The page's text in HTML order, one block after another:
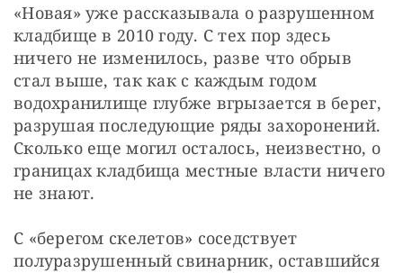
«Новая» уже рассказывала о разрушенном
кладбище в 2010 году. С тех пор здесь
ничего не изменилось, разве что обрыв
стал выше, так как с каждым годом
водохранилище глубже вгрызается в берег,
разрушая последующие ряды захоронений.
Сколько еще могил осталось, неизвестно, о
границах кладбища местные власти ничего
не знают.
С «берегом скелетов» соседствует
полуразрушенный свинарник, оставшийся